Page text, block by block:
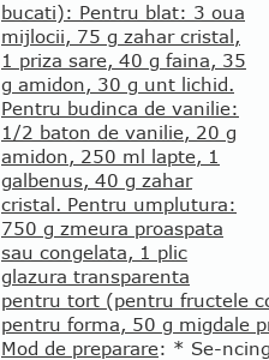
bucati): Pentru blat: 3 oua
mijlocii, 75 g zahar cristal,
1 priza sare, 40 g faina, 35
g amidon, 30 g unt lichid.
Pentru budinca de vanilie:
1/2 baton de vanilie, 20 g
amidon, 250 ml lapte, 1
galbenus, 40 g zahar
cristal. Pentru umplutura:
750 g zmeura proaspata
sau congelata, 1 plic
glazura transparenta
pentru tort (pentru fructele
pentru forma, 50 g migdale
Mod de preparare: * Se-